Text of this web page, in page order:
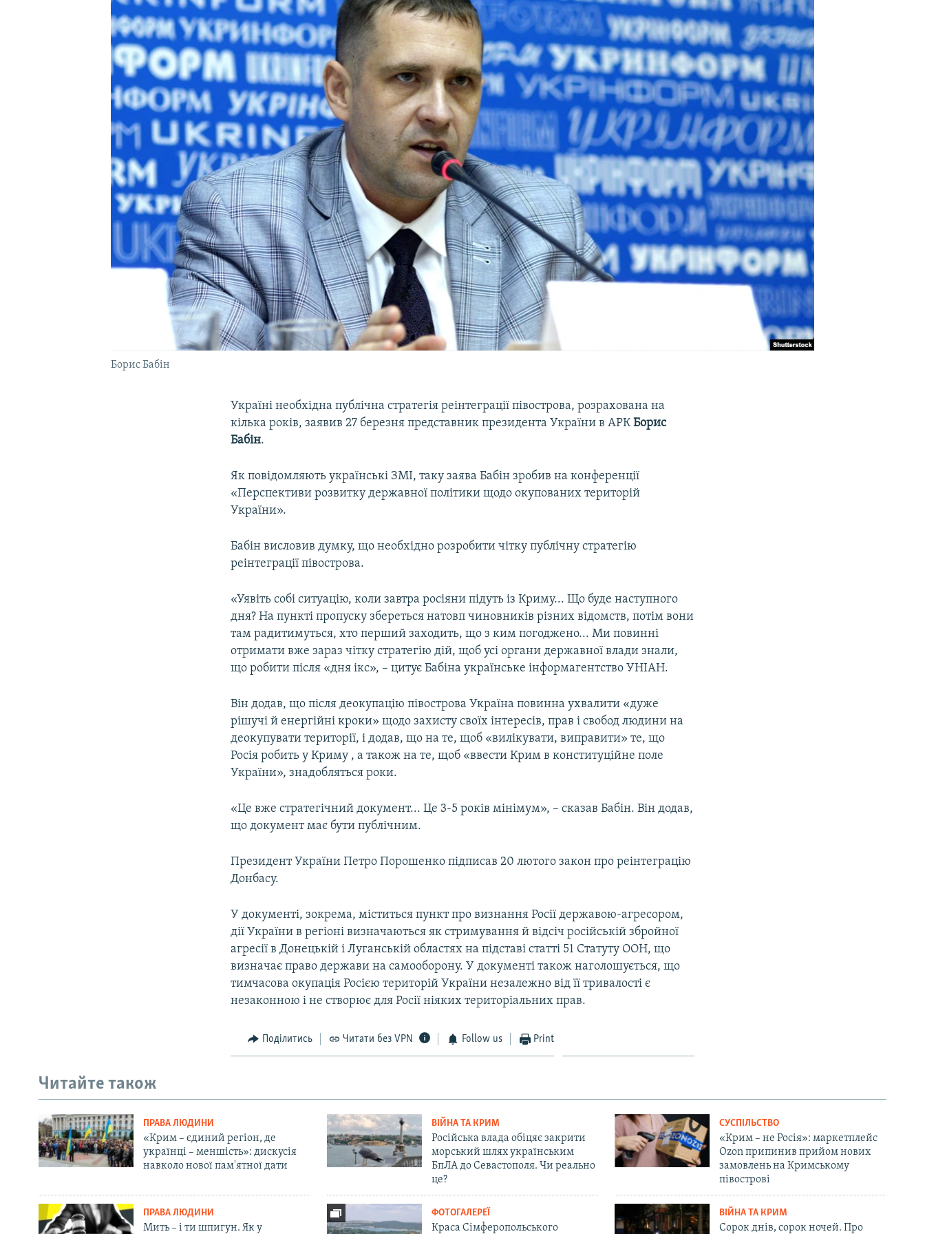
УКРАЇНСЬКА ПРОБЛЕМА КРИМУ
Борис Бабін
Україні необхідна публічна стратегія реінтеграції півострова, розрахована на
кілька років, заявив 27 березня представник президента України в АРКБорис
Бабін.
Як повідомляють українські ЗМІ, таку заява Бабін зробив на конференції
«Перспективи розвитку державної політики щодо окупованих територій
України».
Бабін висловив думку, що необхідно розробити чітку публічну стратегію
реінтеграції півострова.
«Уявіть собі ситуацію, коли завтра росіяни підуть із Криму... Що буде наступного
дня? На пункті пропуску збереться натовп чиновників різних відомств, потім вони
там радитимуться, хто перший заходить, що з ким погоджено... Ми повинні
отримати вже зараз чітку стратегію дій, щоб усі органи державної влади знали,
що робити після «дня ікс», – цитує Бабіна українське інформагентство УНІАН.
Він додав, що після деокупацію півострова Україна повинна ухвалити «дуже
рішучі й енергійні кроки» щодо захисту своїх інтересів, прав і свобод людини на
деокупувати території, і додав, що на те, щоб «вилікувати, виправити» те, що
Росія робить у Криму , а також на те, щоб «ввести Крим в конституційне поле
України», знадобляться роки.
«Це вже стратегічний документ... Це 3-5 років мінімум», – сказав Бабін. Він додав,
що документ має бути публічним.
Президент України Петро Порошенко підписав 20 лютого закон про реінтеграцію
Донбасу.
У документі, зокрема, міститься пункт про визнання Росії державою-агресором,
дії України в регіоні визначаються як стримування й відсіч російській збройної
агресії в Донецькій і Луганській областях на підставі статті 51 Статуту ООН, що
визначає право держави на самооборону. У документі також наголошується, що
тимчасова окупація Росією територій України незалежно від її тривалості є
незаконною і не створює для Росії ніяких територіальних прав.
Поділитись Читати без VPN Follow us Print
Читайте також
ПРАВА ЛЮДИНИ
«Крим – єдиний регіон, де
українці – меншість»: дискусія
навколо нової пам'ятної дати
ВІЙНА ТА КРИМ
Російська влада обіцяє закрити
морський шлях українським
БпЛА до Севастополя. Чи реально
це?
СУСПІЛЬСТВО
«Крим – не Росія»: маркетплейс
Ozon припинив прийом нових
замовлень на Кримському
півострові
ПРАВА ЛЮДИНИ
Мить – і ти шпигун. Як у
ФОТОГАЛЕРЕЇ
Краса Сімферопольського
ВІЙНА ТА КРИМ
Сорок днів, сорок ночей. Про